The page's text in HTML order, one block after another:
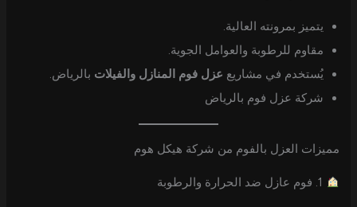
يتميز بمرونته العالية.
مقاوم للرطوبة والعوامل الجوية.
يُستخدم في مشاريع عزل فوم المنازل والفيلات بالرياض.
شركة عزل فوم بالرياض
مميزات العزل بالفوم من شركة هيكل هوم